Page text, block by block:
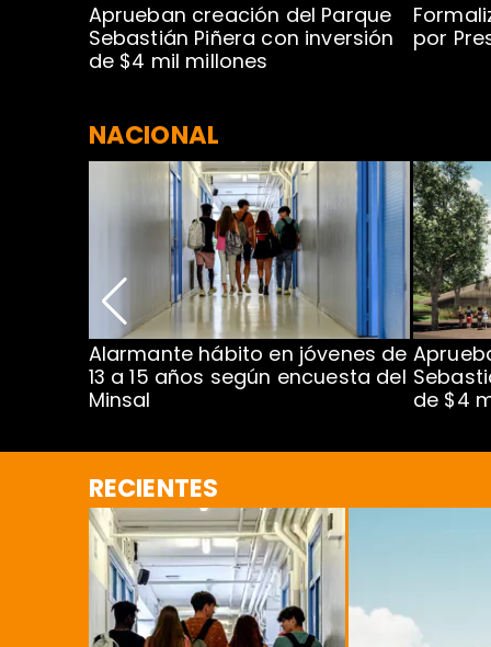
Aprueban creación del Parque
Sebastián Piñera con inversión
de $4 mil millones
por
NACIONAL
Alarmante hábito en jóvenes de
13 a 15 años según encuesta del
Minsal
de $4
RECIENTES